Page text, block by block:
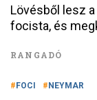
Lövésből lesz
focista, és
RANGADÓ
FOCI NEYMAR